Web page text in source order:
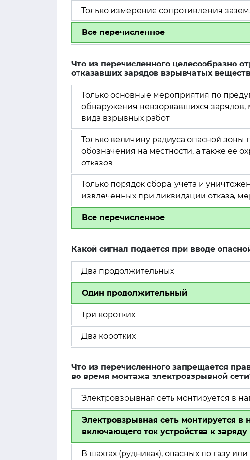
Только измерение сопротивления
Все перечисленное
Что из перечисленного целесообразно
отказавших зарядов взрывчатых
Только основные мероприятия по
обнаружения невзорвавшихся зарядов,
вида взрывных работ
Только величину радиуса опасной зоны
обозначения на местности, а также ее
отказов
Только порядок сбора, учета и
извлеченных при ликвидации отказа,
Все перечисленное
Какой сигнал подается при вводе
Два продолжительных
Один продолжительный
Три коротких
Два коротких
Что из перечисленного запрещается
во время монтажа электровзрывной
Электровзрывная сеть монтируется в
Электровзрывная сеть монтируется в
включающего ток устройства к заряду
В шахтах (рудниках), опасных по газу